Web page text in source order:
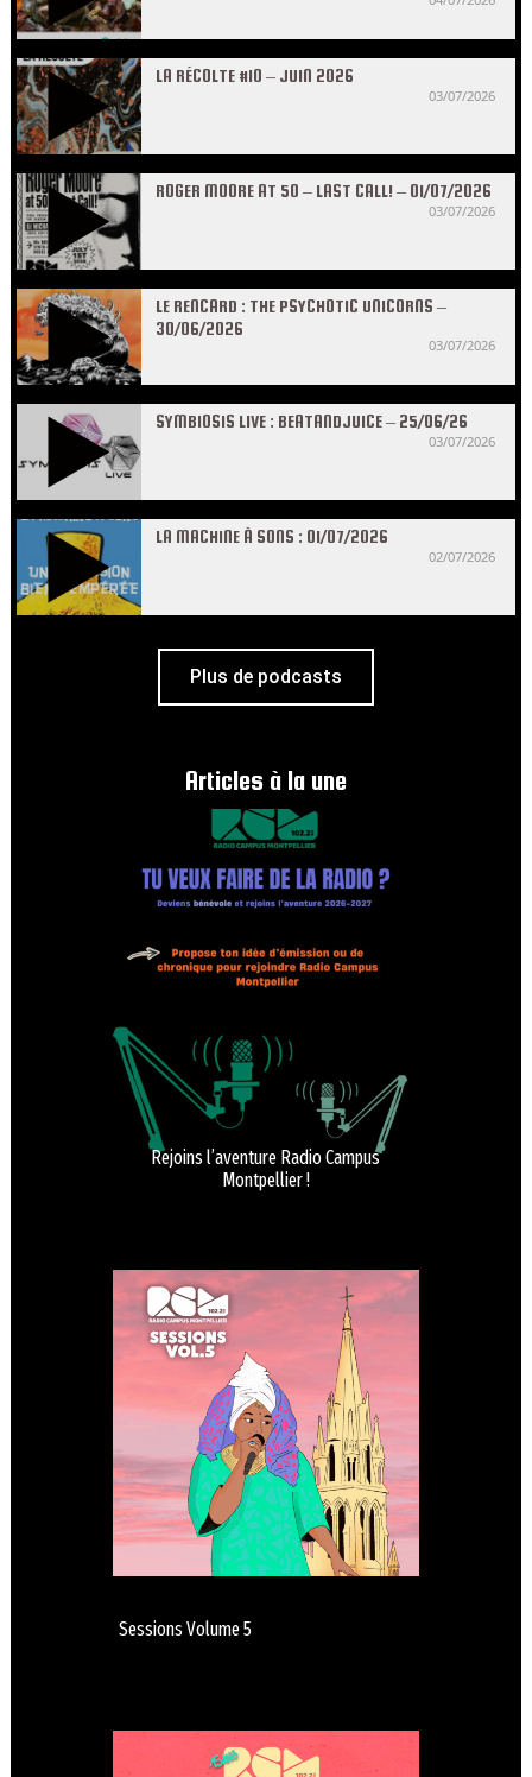
LA RÉCOLTE #10 – JUIN 2026
03/07/2026
ROGER MOORE AT 50 – LAST CALL! – 01/07/2026
03/07/2026
LE RENCARD : THE PSYCHOTIC UNICORNS –
30/06/2026
03/07/2026
SYMBIOSIS LIVE : BEATANDJUICE – 25/06/26
03/07/2026
LA MACHINE À SONS : 01/07/2026
02/07/2026
Plus de podcasts
Articles à la une
Rejoins l’aventure Radio Campus
Montpellier !
Sessions Volume 5